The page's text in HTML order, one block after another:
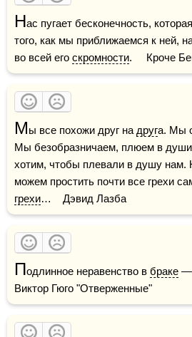
Нас пугает бесконечность,
того, как мы приближаемся к ней,
во всей его скромности.     Кроче
Мы все похожи друг на друга. Мы
Мы безобразничаем, плюем в
хотим, чтобы плевали в душу нам.
грехи…    Дэвид Лазба
Подлинное неравенство в браке —
Виктор Гюго "Отверженные"